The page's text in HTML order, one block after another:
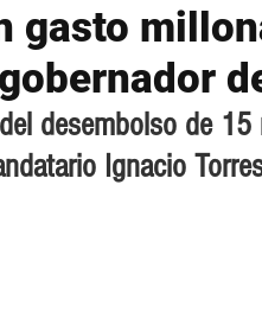
gasto
desembolso de
Ignacio